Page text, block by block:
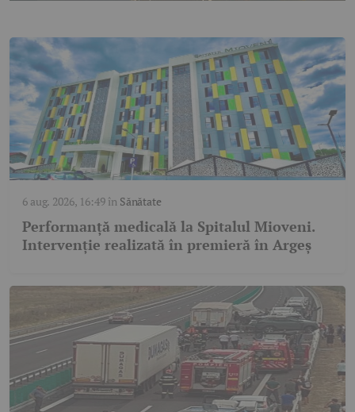
6 aug. 2026, 16:49în Sănătate
Performanță medicală la Spitalul Mioveni.
Intervenție realizată în premieră în Argeș